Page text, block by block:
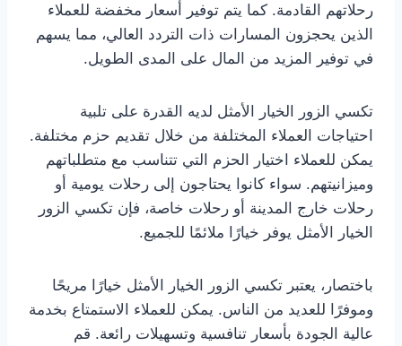
رحلاتهم القادمة. كما يتم توفير أسعار مخفضة للعملاء
الذين يحجزون المسارات ذات التردد العالي، مما يسهم
في توفير المزيد من المال على المدى الطويل.
تكسي الزور الخيار الأمثل لديه القدرة على تلبية
احتياجات العملاء المختلفة من خلال تقديم حزم مختلفة.
يمكن للعملاء اختيار الحزم التي تتناسب مع متطلباتهم
وميزانيتهم. سواء كانوا يحتاجون إلى رحلات يومية أو
رحلات خارج المدينة أو رحلات خاصة، فإن تكسي الزور
الخيار الأمثل يوفر خيارًا ملائمًا للجميع.
باختصار، يعتبر تكسي الزور الخيار الأمثل خيارًا مريحًا
وموفرًا للعديد من الناس. يمكن للعملاء الاستمتاع بخدمة
عالية الجودة بأسعار تنافسية وتسهيلات رائعة. قم